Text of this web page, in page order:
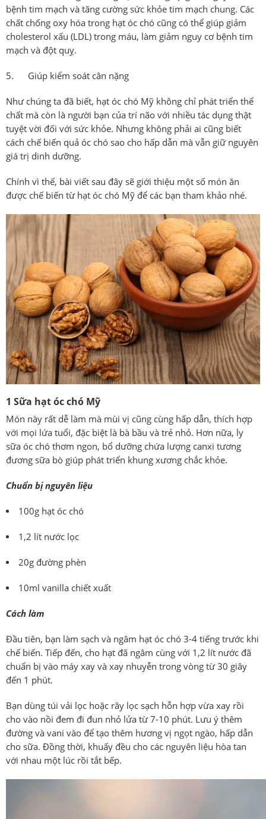
bệnh tim mạch và tăng cường sức khỏe tim mạch chung. Các
chất chống oxy hóa trong hạt óc chó cũng có thể giúp giảm
cholesterol xấu (LDL) trong máu, làm giảm nguy cơ bệnh tim
mạch và đột quỵ.
5. Giúp kiểm soát cân nặng
Như chúng ta đã biết, hạt óc chó Mỹ không chỉ phát triển thể
chất mà còn là người bạn của trí não với nhiều tác dụng thật
tuyệt vời đối với sức khỏe. Nhưng không phải ai cũng biết
cách chế biến quả óc chó sao cho hấp dẫn mà vẫn giữ nguyên
giá trị dinh dưỡng.
Chính vì thế, bài viết sau đây sẽ giới thiệu một số món ăn
được chế biến từ hạt óc chó Mỹ để các bạn tham khảo nhé.
1 Sữa hạt óc chó Mỹ
Món này rất dễ làm mà mùi vị cũng cùng hấp dẫn, thích hợp
với mọi lứa tuổi, đặc biệt là bà bầu và trẻ nhỏ. Hơn nữa, ly
sữa óc chó thơm ngon, bổ dưỡng chứa lượng canxi tương
đương sữa bò giúp phát triển khung xương chắc khỏe.
Chuẩn bị nguyên liệu
100g hạt óc chó
1,2 lít nước lọc
20g đường phèn
10ml vanilla chiết xuất
Cách làm
Đầu tiên, bạn làm sạch và ngâm hạt óc chó 3-4 tiếng trước khi
chế biến. Tiếp đến, cho hạt đã ngâm cùng với 1,2 lít nước đã
chuẩn bị vào máy xay và xay nhuyễn trong vòng từ 30 giây
đến 1 phút.
Bạn dùng túi vải lọc hoặc rây lọc sạch hỗn hợp vừa xay rồi
cho vào nồi đem đi đun nhỏ lửa từ 7-10 phút. Lưu ý thêm
đường và vani vào để tạo thêm hương vị ngọt ngào, hấp dẫn
cho sữa. Đồng thời, khuấy đều cho các nguyên liệu hòa tan
với nhau một lúc rồi tắt bếp.